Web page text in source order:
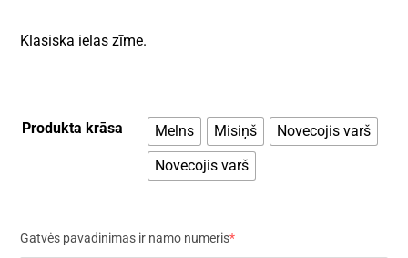
Klasiska ielas zīme.
Produkta krāsa Melns Misiņš
Novecojis varš
Novecojis varš
Gatvės pavadinimas ir namo numeris*